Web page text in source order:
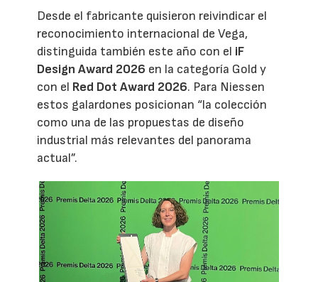
Desde el fabricante quisieron reivindicar el
reconocimiento internacional de Vega,
distinguida también este año con el iF
Design Award 2026 en la categoría Gold y
con el Red Dot Award 2026. Para Niessen
estos galardones posicionan “la colección
como una de las propuestas de diseño
industrial más relevantes del panorama
actual”.